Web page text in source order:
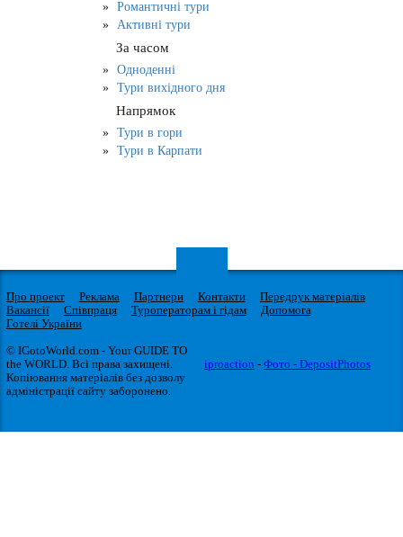
Романтичні тури
Активні тури
За часом
Одноденні
Тури вихідного дня
Напрямок
Тури в гори
Тури в Карпати
Про проект Реклама Партнери Контакти
Передрук матеріалів
Вакансії
Співпраця Туроператорам і гідам
Допомога
Готелі України
© IGotoWorld.com - Your GUIDE TO
the WORLD. Всі права захищені.
Копіювання матеріалів без дозволу
адміністрації сайту заборонено.
iproaction - Фото - DepositPhotos